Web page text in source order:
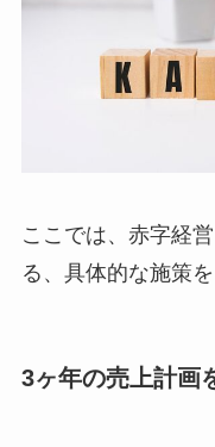
ここでは、赤字経
る、具体的な施策
3ヶ年の売上計画